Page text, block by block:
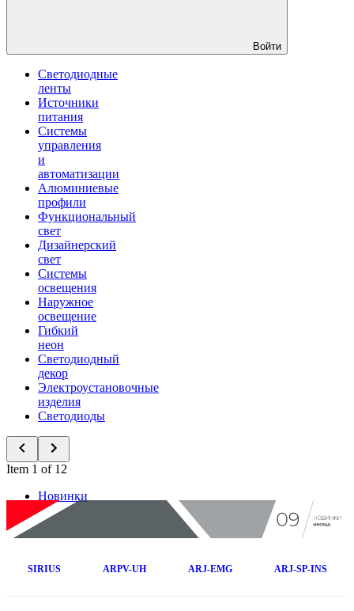
Войти
Светодиодные
ленты
Источники
питания
Системы
управления
и
автоматизации
Алюминиевые
профили
Функциональный
свет
Дизайнерский
свет
Системы
освещения
Наружное
освещение
Гибкий
неон
Светодиодный
декор
Электроустановочные
изделия
Светодиоды
Item 1 of 12
Новинки
SIRIUS ARPV-UH ARJ-EMG ARJ-SP-INS